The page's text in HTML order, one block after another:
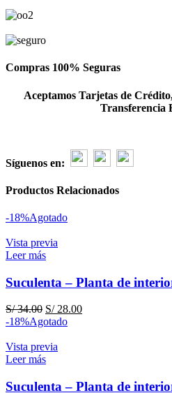
Compras 100% Seguras
Aceptamos Tarjetas de
Transferencia
Síguenos en:
Productos Relacionados
-18%Agotado
Vista previa
Leer más
Suculenta – Planta de
S/34.00 El
precio
era:
S/ 34.00.
S/28.00El
-18%Agotado
Vista previa
Leer más